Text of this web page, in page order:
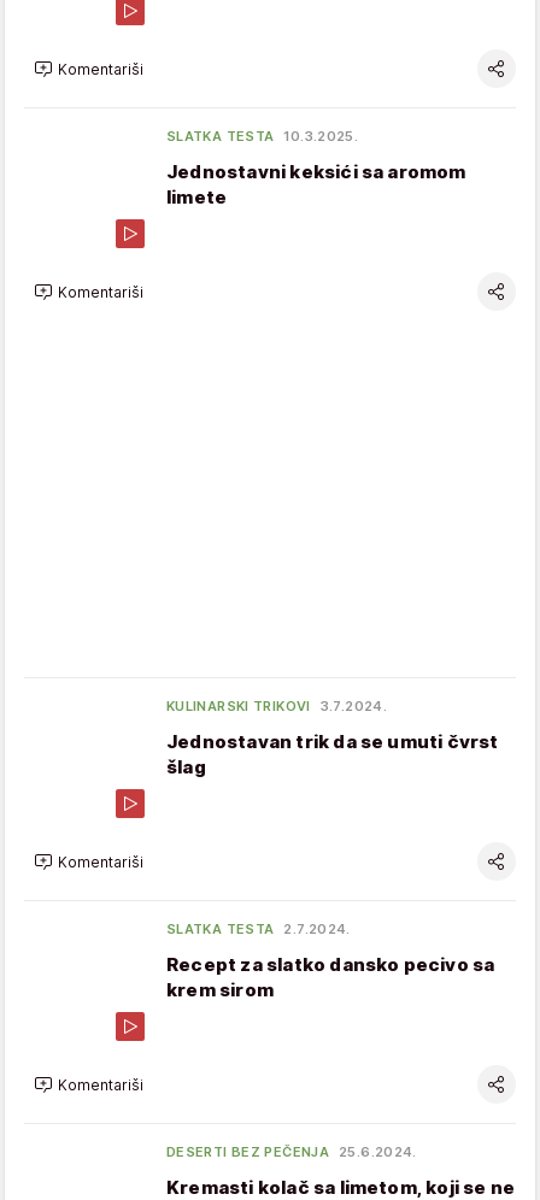
Komentariši
SLATKA TESTA 10.3.2025.
Jednostavni keksići sa aromom
limete
Komentariši
KULINARSKI TRIKOVI 3.7.2024.
Jednostavan trik da se umuti čvrst
šlag
Komentariši
SLATKA TESTA 2.7.2024.
Recept za slatko dansko pecivo sa
krem sirom
Komentariši
DESERTI BEZ PEČENJA 25.6.2024.
Kremasti kolač sa limetom, koji se ne